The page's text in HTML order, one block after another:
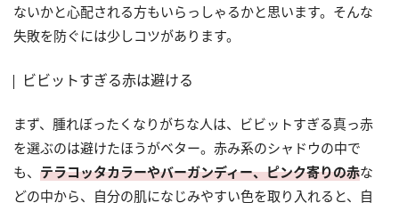
ないかと心配される方もいらっしゃるかと思います。そんな
失敗を防ぐには少しコツがあります。
ビビットすぎる赤は避ける
まず、腫れぼったくなりがちな人は、ビビットすぎる真っ赤
を選ぶのは避けたほうがベター。赤み系のシャドウの中で
も、 テラコッタカラーやバーガンディー、ピンク寄りの赤な
どの中から、自分の肌になじみやすい色を取り入れると、自